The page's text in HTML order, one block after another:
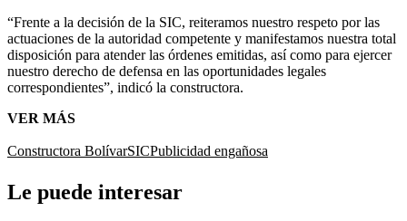
“Frente a la decisión de la SIC, reiteramos nuestro respeto por las
actuaciones de la autoridad competente y manifestamos nuestra total
disposición para atender las órdenes emitidas, así como para ejercer
nuestro derecho de defensa en las oportunidades legales
correspondientes”, indicó la constructora.
VER MÁS
Constructora BolívarSICPublicidad engañosa
Le puede interesar